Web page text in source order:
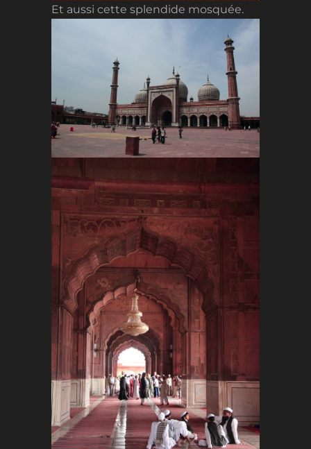
Et aussi cette splendide mosquée.